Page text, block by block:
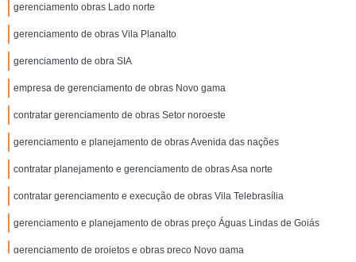
gerenciamento obras Lado norte
gerenciamento de obras Vila Planalto
gerenciamento de obra SIA
empresa de gerenciamento de obras Novo gama
contratar gerenciamento de obras Setor noroeste
gerenciamento e planejamento de obras Avenida das nações
contratar planejamento e gerenciamento de obras Asa norte
contratar gerenciamento e execução de obras Vila Telebrasília
gerenciamento e planejamento de obras preço Águas Lindas de Goiás
gerenciamento de projetos e obras preço Novo gama